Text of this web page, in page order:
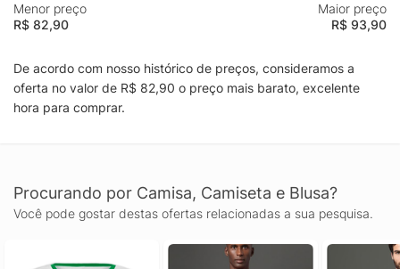
Menor preço
R$ 82,90
Maior preço
R$ 93,90
De acordo com nosso histórico de preços, consideramos a
oferta no valor de R$ 82,90 o preço mais barato, excelente
hora para comprar.
Procurando por Camisa, Camiseta e Blusa?
Você pode gostar destas ofertas relacionadas a sua pesquisa.